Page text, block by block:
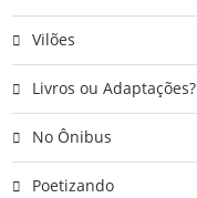
Vilões
Livros ou Adaptações?
No Ônibus
Poetizando